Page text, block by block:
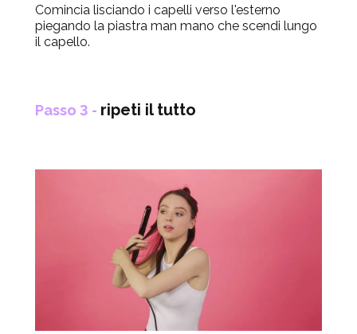
Comincia lisciando i capelli verso l'esterno
piegando la piastra man mano che scendi lungo
il capello.
Passo 3 - ripeti il tutto